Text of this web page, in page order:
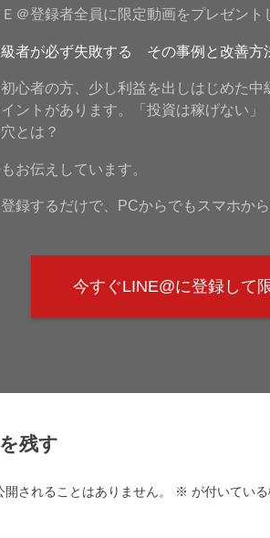
＠登録者全員に限定動画をプレゼント
級者が必ず失敗する その事例と改善方
心者の方、少し利益を出しはじめた
ントがあります。「投資は稼げない
とは？
お伝えしています。
録するだけで、PCからでもスマホか
今すぐLINE@に登録して
残す
されることはありません。 ※ が付いてい